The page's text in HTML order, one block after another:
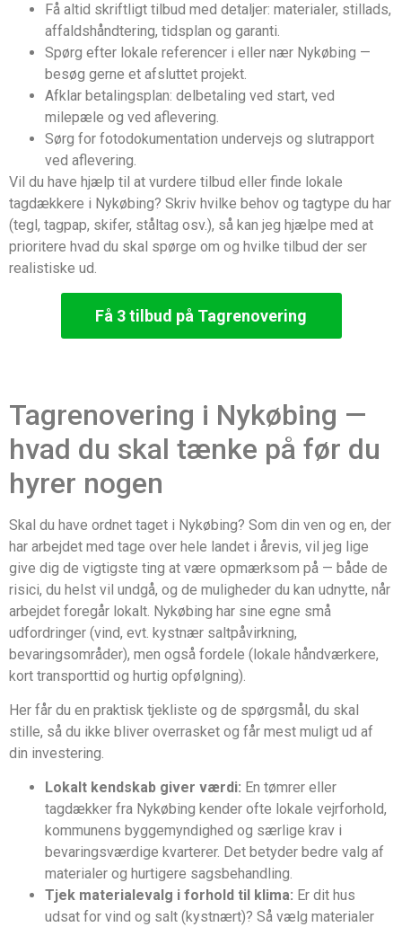
Få altid skriftligt tilbud med detaljer: materialer, stillads,
affaldshåndtering, tidsplan og garanti.
Spørg efter lokale referencer i eller nær Nykøbing —
besøg gerne et afsluttet projekt.
Afklar betalingsplan: delbetaling ved start, ved
milepæle og ved aflevering.
Sørg for fotodokumentation undervejs og slutrapport
ved aflevering.
Vil du have hjælp til at vurdere tilbud eller finde lokale
tagdækkere i Nykøbing? Skriv hvilke behov og tagtype du har
(tegl, tagpap, skifer, ståltag osv.), så kan jeg hjælpe med at
prioritere hvad du skal spørge om og hvilke tilbud der ser
realistiske ud.
Få 3 tilbud på Tagrenovering
Tagrenovering i Nykøbing —
hvad du skal tænke på før du
hyrer nogen
Skal du have ordnet taget i Nykøbing? Som din ven og en, der
har arbejdet med tage over hele landet i årevis, vil jeg lige
give dig de vigtigste ting at være opmærksom på — både de
risici, du helst vil undgå, og de muligheder du kan udnytte, når
arbejdet foregår lokalt. Nykøbing har sine egne små
udfordringer (vind, evt. kystnær saltpåvirkning,
bevaringsområder), men også fordele (lokale håndværkere,
kort transporttid og hurtig opfølgning).
Her får du en praktisk tjekliste og de spørgsmål, du skal
stille, så du ikke bliver overrasket og får mest muligt ud af
din investering.
Lokalt kendskab giver værdi: En tømrer eller
tagdækker fra Nykøbing kender ofte lokale vejrforhold,
kommunens byggemyndighed og særlige krav i
bevaringsværdige kvarterer. Det betyder bedre valg af
materialer og hurtigere sagsbehandling.
Tjek materialevalg i forhold til klima: Er dit hus
udsat for vind og salt (kystnært)? Så vælg materialer